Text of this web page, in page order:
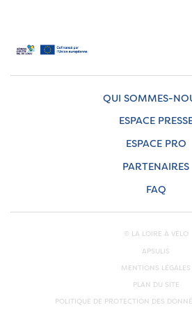
QUI SOMMES-
ESPACE
ESPACE PRO
PARTENAIRES
FAQ
© LA LOIRE À VÉLO
APSULIS
MENTIONS LÉGALES
PLAN DU SITE
POLITIQUE DE PROTECTION DES